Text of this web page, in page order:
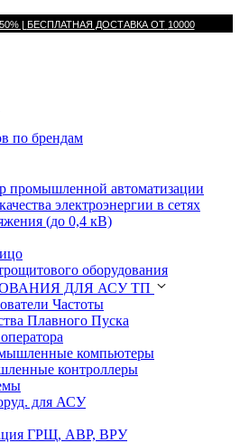
| БЕСПЛАТНАЯ ДОСТАВКА ОТ 10000
по брендам
промышленной автоматизации
электроэнергии в сетях
(до 0,4 кВ)
оборудования
ДЛЯ АСУ ТП
Частоты
Плавного Пуска
компьютеры
контроллеры
для АСУ
ГРЩ, АВР, ВРУ